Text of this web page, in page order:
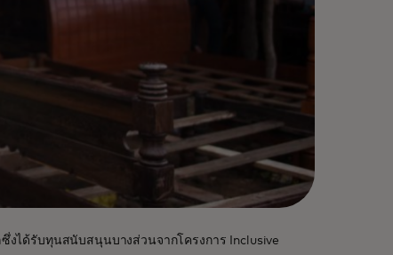
งได้รับทุนสนับสนุนบางส่วนจากโครงการ Inclusive